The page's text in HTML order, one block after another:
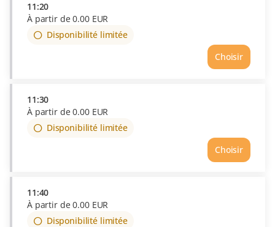
11:20
À partir de0.00 EUR
Disponibilité limitée
Choisir
11:30
À partir de0.00 EUR
Disponibilité limitée
Choisir
11:40
À partir de0.00 EUR
Disponibilité limitée